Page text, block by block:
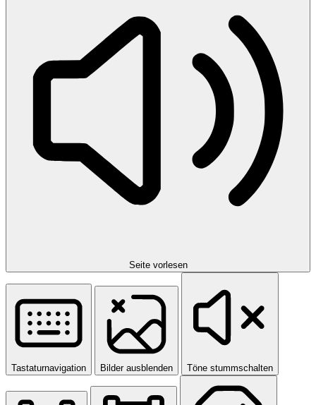
Seite vorlesen
Tastaturnavigation Bilder ausblenden Töne stummschalten